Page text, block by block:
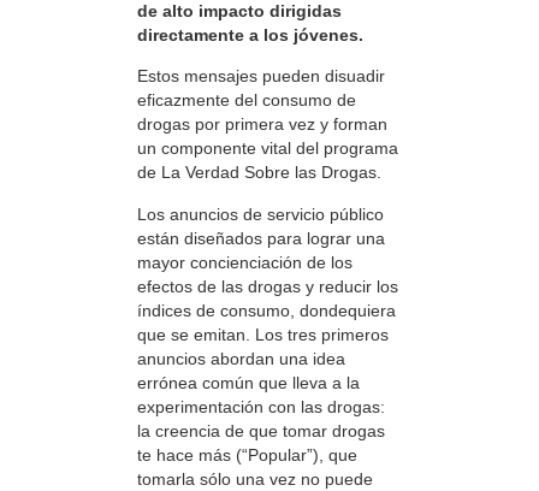
de alto impacto dirigidas
directamente a los jóvenes.
Estos mensajes pueden disuadir
eficazmente del consumo de
drogas por primera vez y forman
un componente vital del programa
de La Verdad Sobre las Drogas.
Los anuncios de servicio público
están diseñados para lograr una
mayor concienciación de los
efectos de las drogas y reducir los
índices de consumo, dondequiera
que se emitan. Los tres primeros
anuncios abordan una idea
errónea común que lleva a la
experimentación con las drogas:
la creencia de que tomar drogas
te hace más (“Popular”), que
tomarla sólo una vez no puede